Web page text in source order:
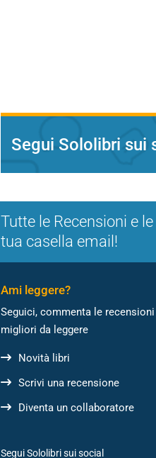
Segui Sololibri sui
Tutte le Recensioni e
tua casella email!
Ami leggere?
Seguici, commenta le
migliori da leggere
Novità libri
Scrivi una recensione
Diventa un collaboratore
Segui Sololibri sui social